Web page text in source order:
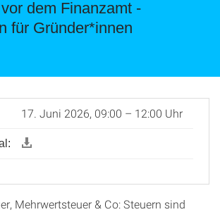
dem Finanzamt -
für Gründer*innen
17. Juni 2026, 09:00 – 12:00 Uhr
Mehrwertsteuer & Co: Steuern sind